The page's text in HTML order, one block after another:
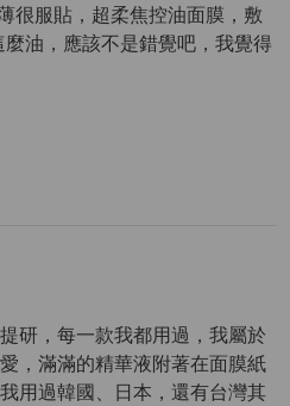
很服貼，超柔焦控油面膜，敷
油，應該不是錯覺吧，我覺得
研，每一款我都用過，我屬於
，滿滿的精華液附著在面膜紙
用過韓國、日本，還有台灣其